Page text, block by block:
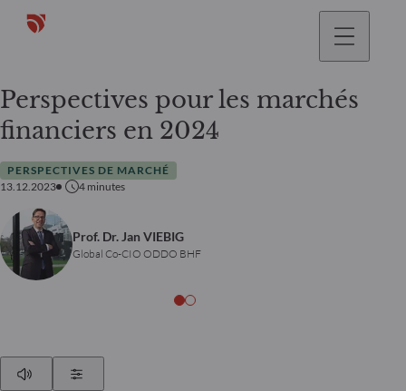
Perspectives pour les marchés
financiers en 2024
PERSPECTIVES DE MARCHÉ
13.12.2023
4 minutes
Prof. Dr. Jan VIEBIG
Global Co-CIO ODDO BHF